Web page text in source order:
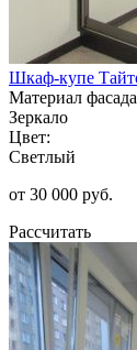
Шкаф-купе
Материал
Зеркало
Цвет:
Светлый
от 30 000 руб.
Рассчитать